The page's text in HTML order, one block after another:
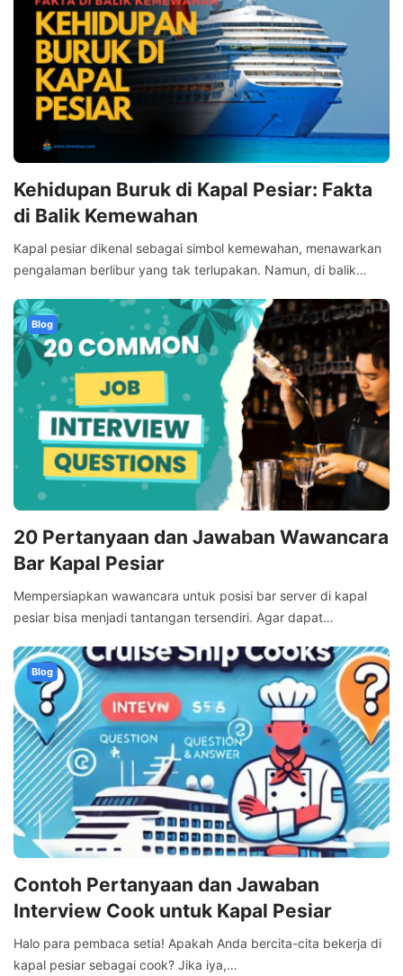
Kehidupan Buruk di Kapal Pesiar: Fakta
di Balik Kemewahan
Kapal pesiar dikenal sebagai simbol kemewahan, menawarkan
pengalaman berlibur yang tak terlupakan. Namun, di balik…
Blog
20 Pertanyaan dan Jawaban Wawancara
Bar Kapal Pesiar
Mempersiapkan wawancara untuk posisi bar server di kapal
pesiar bisa menjadi tantangan tersendiri. Agar dapat…
Blog
Contoh Pertanyaan dan Jawaban
Interview Cook untuk Kapal Pesiar
Halo para pembaca setia! Apakah Anda bercita-cita bekerja di
kapal pesiar sebagai cook? Jika iya,…